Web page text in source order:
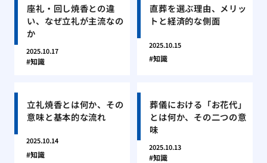
座礼・回し焼香との違
い、なぜ立礼が主流なの
か
2025.10.17
知識
直葬を選ぶ理由、メリッ
トと経済的な側面
2025.10.15
知識
立礼焼香とは何か、その
意味と基本的な流れ
2025.10.14
知識
葬儀における「お花代」
とは何か、その二つの意
味
2025.10.13
知識